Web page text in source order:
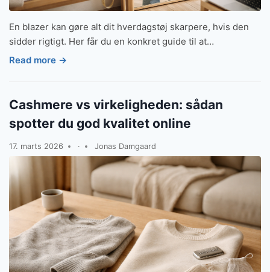
En blazer kan gøre alt dit hverdagstøj skarpere, hvis den
sidder rigtigt. Her får du en konkret guide til at…
Read more →
Cashmere vs virkeligheden: sådan
spotter du god kvalitet online
17. marts 2026 · Jonas Damgaard